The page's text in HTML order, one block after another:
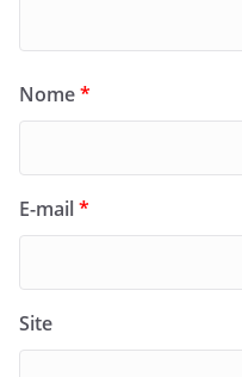
Nome*
E-mail*
Site